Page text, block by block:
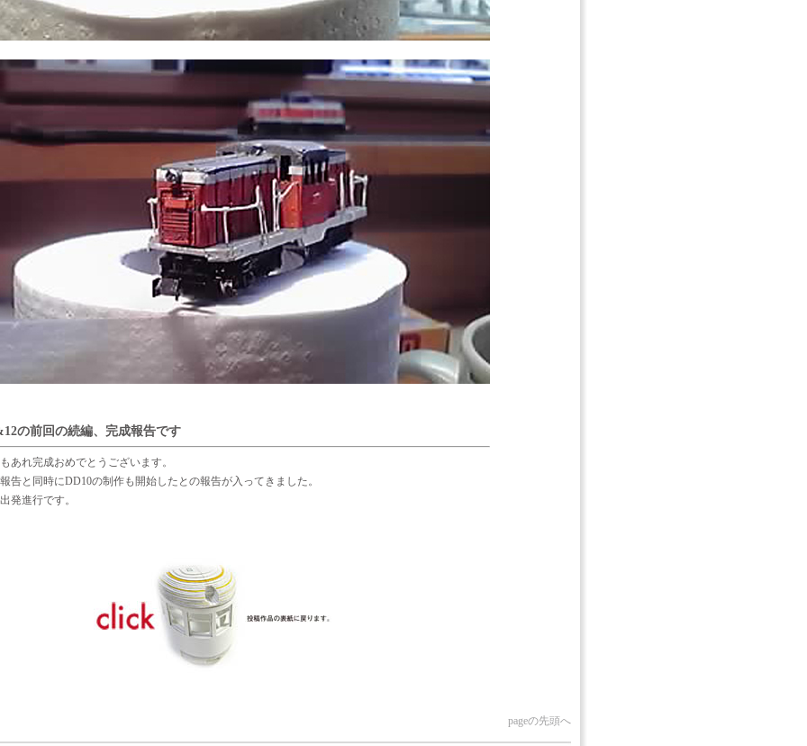
の前回の続編、完成報告です
あれ完成おめでとうございます。
告と同時にDD10の制作も開始したとの報告が入ってきました。
発進行です。
pageの先頭へ